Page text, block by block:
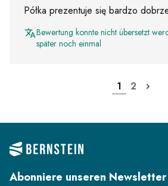
Półka prezentuje się bardzo
Bewertung konnte nicht übersetzt
später noch einmal
1 2
Abonniere unseren Newsletter